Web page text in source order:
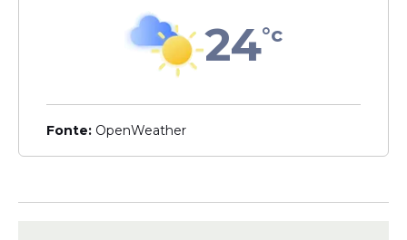
Ministro de Lula viaja aos
EUA para discutir tarifaço
em reunião com Marco
Rubio
24°c
Fonte: OpenWeather